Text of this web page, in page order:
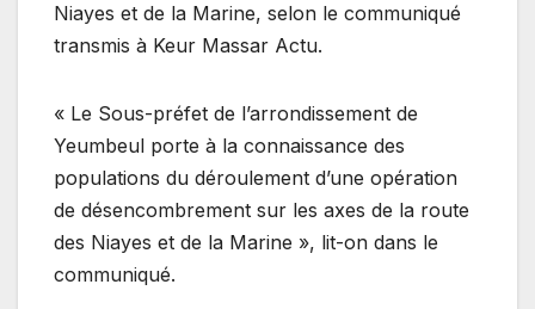
Niayes et de la Marine, selon le communiqué
transmis à Keur Massar Actu.
« Le Sous-préfet de l’arrondissement de
Yeumbeul porte à la connaissance des
populations du déroulement d’une opération
de désencombrement sur les axes de la route
des Niayes et de la Marine », lit-on dans le
communiqué.